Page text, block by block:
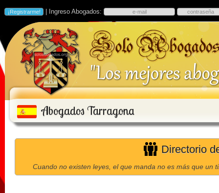
| Ingreso Abogados:
Abogados Tarragona
Directorio
Cuando no existen leyes, el que manda no es más que un